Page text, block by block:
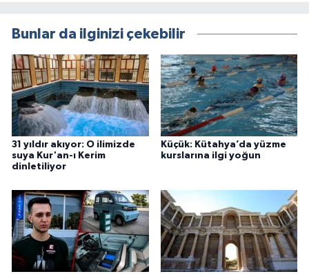
Bunlar da ilginizi çekebilir
31 yıldır akıyor: O ilimizde
suya Kur'an-ı Kerim
dinletiliyor
Küçük: Kütahya’da yüzme
kurslarına ilgi yoğun